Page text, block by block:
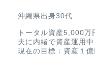
沖縄県出身30代
トータル資産5,000万
夫に内緒で資産運用中
現在の目標：資産１億